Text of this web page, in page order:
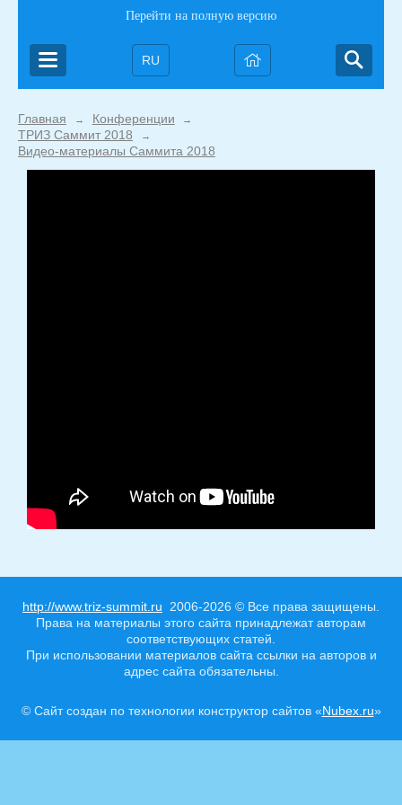
Перейти на полную версию
RU
Главная → Конференции →
ТРИЗ Саммит 2018 →
Видео-материалы Саммита 2018
http://www.triz-summit.ru 2006-2026 © Все права защищены.
Права на материалы этого сайта принадлежат авторам
соответствующих статей.
При использовании материалов сайта ссылки на авторов и
адрес сайта обязательны.
© Сайт создан по технологии конструктор сайтов «Nubex.ru»